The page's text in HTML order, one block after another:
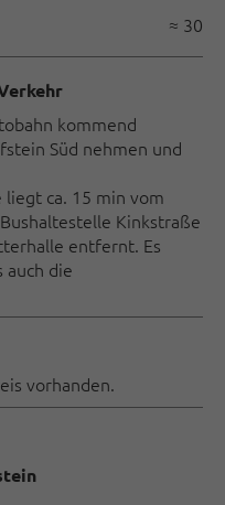
≈ 30
kommend
Süd nehmen und
ca. 15 min vom
Kinkstraße
entfernt. Es
auch die
vorhanden.